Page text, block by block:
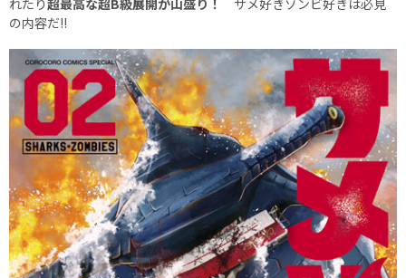
れたり超最高な超B級展開が山盛り！
サメ好きゾンビ好きは必見
の内容だ!!